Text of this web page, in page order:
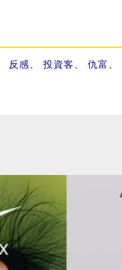
反感 投資客 仇富